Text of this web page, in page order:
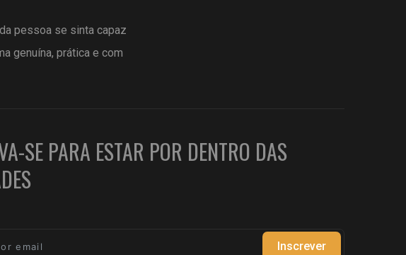
pessoa se sinta capaz
genuína, prática e com
SE PARA ESTAR POR DENTRO DAS
Inscrever